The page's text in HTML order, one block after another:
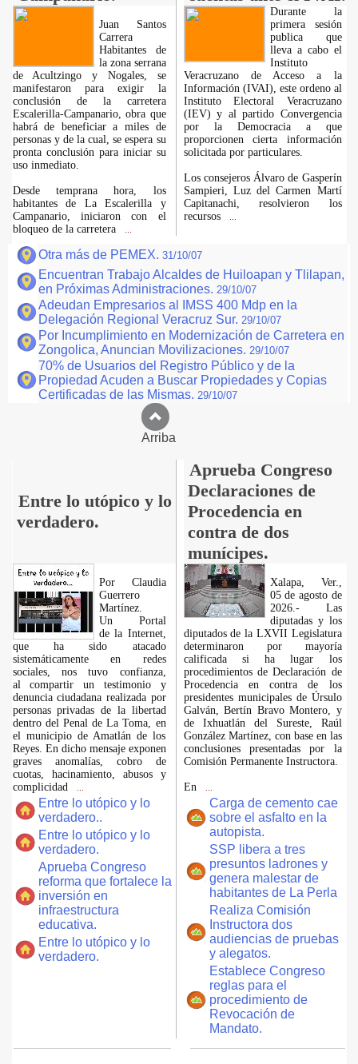
Juan Santos
Carrera
Habitantes de
la zona serrana
de Acultzingo y Nogales, se
manifestaron para exigir la
conclusión de la carretera
Escalerilla-Campanario, obra que
habrá de beneficiar a miles de
personas y de la cual, se espera su
pronta conclusión para iniciar su
uso inmediato.
Desde temprana hora, los
habitantes de La Escalerilla y
Campanario, iniciaron con el
bloqueo de la carretera
Durante la
primera sesión
publica que
lleva a cabo el
Instituto
Veracruzano de Acceso a la
Información (IVAI), este ordeno al
Instituto Electoral Veracruzano
(IEV) y al partido Convergencia
por la Democracia a que
proporcionen cierta información
solicitada por particulares.
Los consejeros Álvaro de Gasperín
Sampieri, Luz del Carmen Martí
Capitanachi, resolvieron los
recursos
Otra más de PEMEX. 31/10/07
Encuentran Trabajo Alcaldes de Huiloapan y Tlilapan,
en Próximas Administraciones. 29/10/07
Adeudan Empresarios al IMSS 400 Mdp en la
Delegación Regional Veracruz Sur. 29/10/07
Por Incumplimiento en Modernización de Carretera en
Zongolica, Anuncian Movilizaciones. 29/10/07
70% de Usuarios del Registro Público y de la
Propiedad Acuden a Buscar Propiedades y Copias
Certificadas de las Mismas. 29/10/07
Arriba
Entre lo utópico y lo
verdadero.
Aprueba Congreso
Declaraciones de
Procedencia en
contra de dos
munícipes.
Por Claudia
Guerrero
Martínez.
​Un Portal
de la Internet,
que ha sido atacado
sistemáticamente en redes
sociales, nos tuvo confianza,
al compartir un testimonio y
denuncia ciudadana realizada por
personas privadas de la libertad
dentro del Penal de La Toma, en
el municipio de Amatlán de los
Reyes. En dicho mensaje exponen
graves anomalías, cobro de
cuotas, hacinamiento, abusos y
complicidad
Entre lo utópico y lo
verdadero..
Entre lo utópico y lo
verdadero.
Aprueba Congreso
reforma que fortalece la
inversión en
infraestructura
educativa.
Entre lo utópico y lo
verdadero.
Xalapa, Ver.,
05 de agosto de
2026.- Las
diputadas y los
diputados de la LXVII Legislatura
determinaron por mayoría
calificada si ha lugar los
procedimientos de Declaración de
Procedencia en contra de los
presidentes municipales de Úrsulo
Galván, Bertín Bravo Montero, y
de Ixhuatlán del Sureste, Raúl
González Martínez, con base en las
conclusiones presentadas por la
Comisión Permanente Instructora.
En
Carga de cemento cae
sobre el asfalto en la
autopista.
SSP libera a tres
presuntos ladrones y
genera malestar de
habitantes de La Perla
Realiza Comisión
Instructora dos
audiencias de pruebas
y alegatos.
Establece Congreso
reglas para el
procedimiento de
Revocación de
Mandato.